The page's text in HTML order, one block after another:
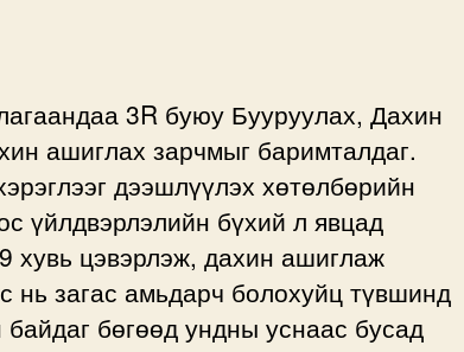
3R буюу Бууруулах, Дахин
ашиглах зарчмыг баримталдаг.
дээшлүүлэх хөтөлбөрийн
үйлдвэрлэлийн бүхий л явцад
хувь цэвэрлэж, дахин ашиглаж
нь загас амьдарч болохуйц түвшинд
бөгөөд ундны уснаас бусад